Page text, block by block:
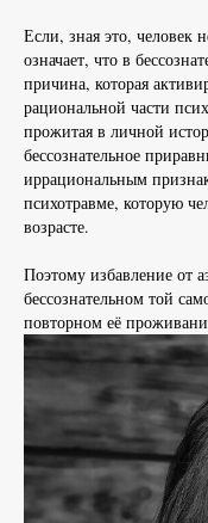
Если, зная это, человек
означает, что в
причина, которая
рациональной части
прожитая в личной
бессознательное
иррациональным
психотравме, которую
возрасте.
Поэтому избавление от
бессознательном той
повторном её